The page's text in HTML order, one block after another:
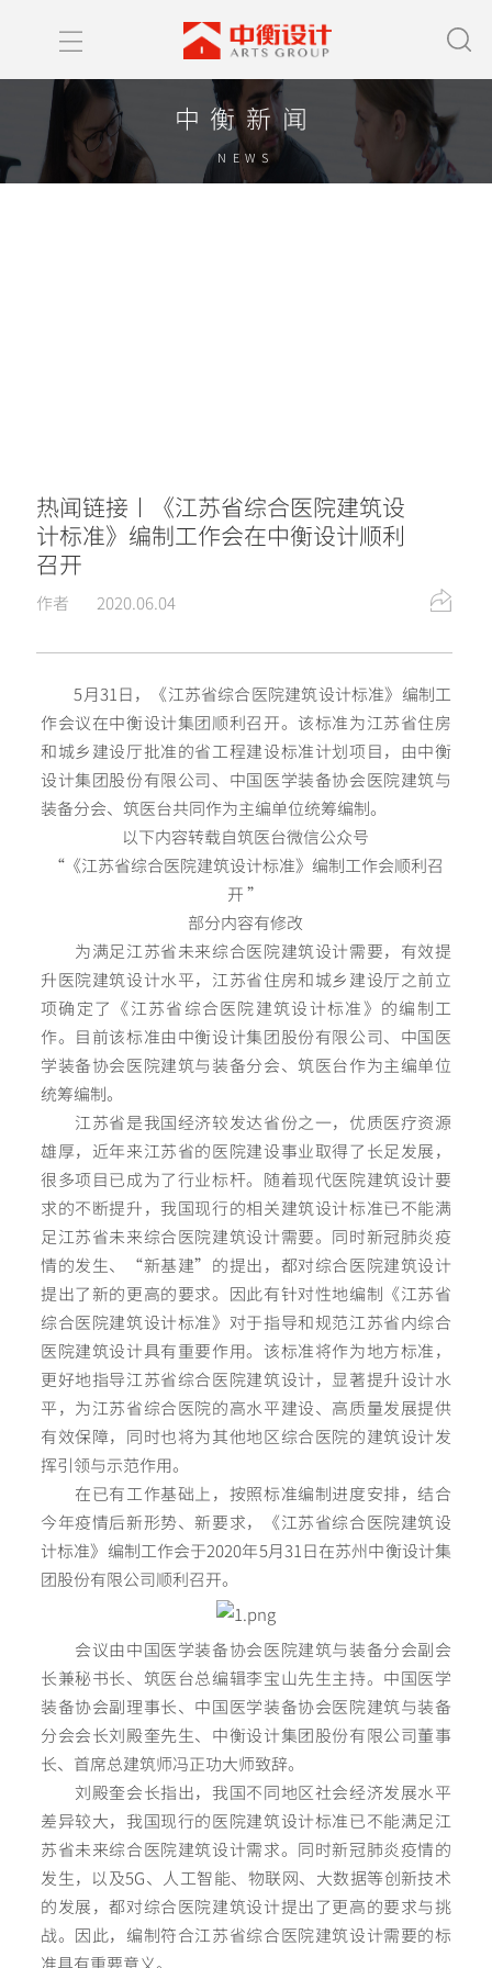
中衡新闻
NEWS
热闻链接〡《江苏省综合医院建筑设
计标准》编制工作会在中衡设计顺利
召开
作者 2020.06.04
5月31日，《江苏省综合医院建筑设计标准》编制工
作会议在中衡设计集团顺利召开。该标准为江苏省住房
和城乡建设厅批准的省工程建设标准计划项目，由中衡
设计集团股份有限公司、中国医学装备协会医院建筑与
装备分会、筑医台共同作为主编单位统筹编制。
以下内容转载自筑医台微信公众号
“《江苏省综合医院建筑设计标准》编制工作会顺利召
开 ”
部分内容有修改
为满足江苏省未来综合医院建筑设计需要，有效提
升医院建筑设计水平，江苏省住房和城乡建设厅之前立
项确定了《江苏省综合医院建筑设计标准》的编制工
作。目前该标准由中衡设计集团股份有限公司、中国医
学装备协会医院建筑与装备分会、筑医台作为主编单位
统筹编制。
江苏省是我国经济较发达省份之一，优质医疗资源
雄厚，近年来江苏省的医院建设事业取得了长足发展，
很多项目已成为了行业标杆。随着现代医院建筑设计要
求的不断提升，我国现行的相关建筑设计标准已不能满
足江苏省未来综合医院建筑设计需要。同时新冠肺炎疫
情的发生、“新基建”的提出，都对综合医院建筑设计
提出了新的更高的要求。因此有针对性地编制《江苏省
综合医院建筑设计标准》对于指导和规范江苏省内综合
医院建筑设计具有重要作用。该标准将作为地方标准，
更好地指导江苏省综合医院建筑设计，显著提升设计水
平，为江苏省综合医院的高水平建设、高质量发展提供
有效保障，同时也将为其他地区综合医院的建筑设计发
挥引领与示范作用。
在已有工作基础上，按照标准编制进度安排，结合
今年疫情后新形势、新要求，《江苏省综合医院建筑设
计标准》编制工作会于2020年5月31日在苏州中衡设计集
团股份有限公司顺利召开。
会议由中国医学装备协会医院建筑与装备分会副会
长兼秘书长、筑医台总编辑李宝山先生主持。中国医学
装备协会副理事长、中国医学装备协会医院建筑与装备
分会会长刘殿奎先生、中衡设计集团股份有限公司董事
长、首席总建筑师冯正功大师致辞。
刘殿奎会长指出，我国不同地区社会经济发展水平
差异较大，我国现行的医院建筑设计标准已不能满足江
苏省未来综合医院建筑设计需求。同时新冠肺炎疫情的
发生，以及5G、人工智能、物联网、大数据等创新技术
的发展，都对综合医院建筑设计提出了更高的要求与挑
战。因此，编制符合江苏省综合医院建筑设计需要的标